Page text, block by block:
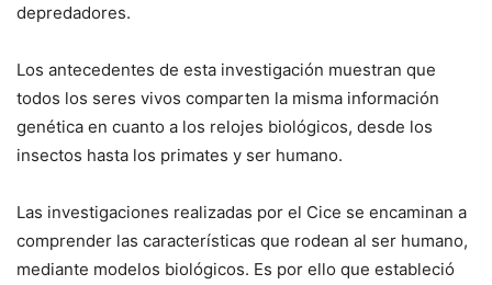
depredadores.
Los antecedentes de esta investigación muestran que
todos los seres vivos comparten la misma información
genética en cuanto a los relojes biológicos, desde los
insectos hasta los primates y ser humano.
Las investigaciones realizadas por el Cice se encaminan a
comprender las características que rodean al ser humano,
mediante modelos biológicos. Es por ello que estableció